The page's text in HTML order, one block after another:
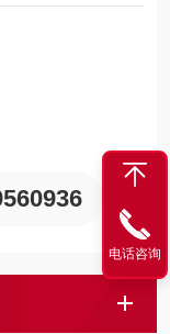
电话咨询